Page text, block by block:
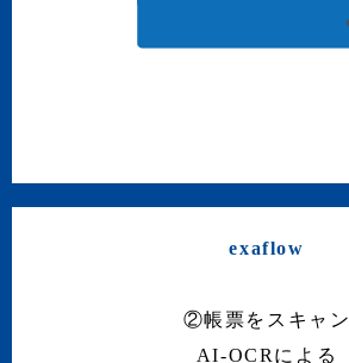
exaflow
②帳票をスキャン
AI-OCRによる